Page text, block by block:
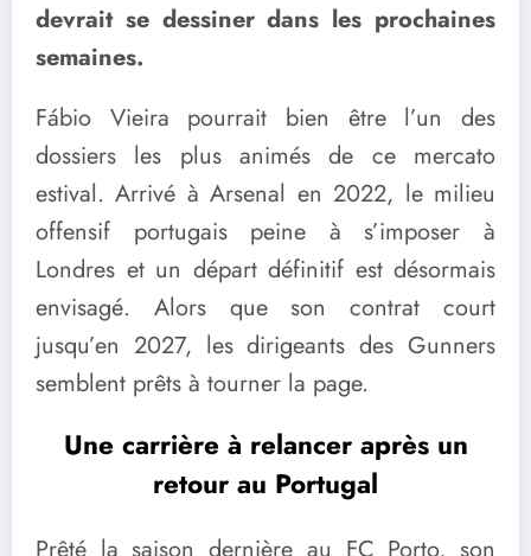
devrait se dessiner dans les prochaines
semaines.
Fábio Vieira pourrait bien être l’un des
dossiers les plus animés de ce mercato
estival. Arrivé à Arsenal en 2022, le milieu
offensif portugais peine à s’imposer à
Londres et un départ définitif est désormais
envisagé. Alors que son contrat court
jusqu’en 2027, les dirigeants des Gunners
semblent prêts à tourner la page.
Une carrière à relancer après un
retour au Portugal
Prêté la saison dernière au FC Porto, son